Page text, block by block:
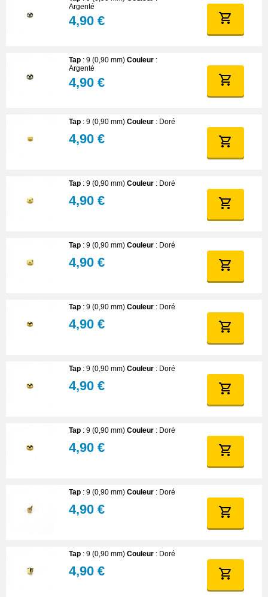
Argenté
4,90 €
Tap : 9 (0,90 mm) Couleur :
Argenté
4,90 €
Tap : 9 (0,90 mm) Couleur : Doré
4,90 €
Tap : 9 (0,90 mm) Couleur : Doré
4,90 €
Tap : 9 (0,90 mm) Couleur : Doré
4,90 €
Tap : 9 (0,90 mm) Couleur : Doré
4,90 €
Tap : 9 (0,90 mm) Couleur : Doré
4,90 €
Tap : 9 (0,90 mm) Couleur : Doré
4,90 €
Tap : 9 (0,90 mm) Couleur : Doré
4,90 €
Tap : 9 (0,90 mm) Couleur : Doré
4,90 €